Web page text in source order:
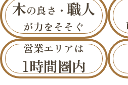
木の良さ・職人
が力をそそぐ
営業エリアは
1時間圏内